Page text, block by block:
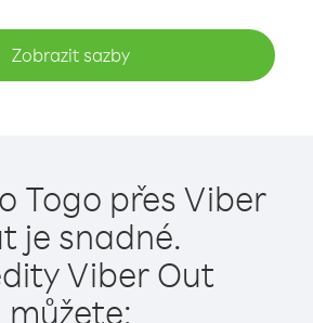
Zobrazit sazby
Togo přes Viber
je snadné.
Viber Out
můžete: